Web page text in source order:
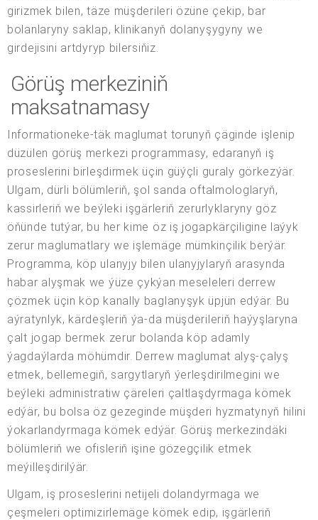
girizmek bilen, täze müşderileri özüne çekip, bar
bolanlaryny saklap, klinikanyň dolanyşygyny we
girdejisini artdyryp bilersiňiz.
Görüş merkeziniň
maksatnamasy
Informationeke-täk maglumat torunyň çäginde işlenip
düzülen görüş merkezi programmasy, edaranyň iş
proseslerini birleşdirmek üçin güýçli guraly görkezýär.
Ulgam, dürli bölümleriň, şol sanda oftalmologlaryň,
kassirleriň we beýleki işgärleriň zerurlyklaryny göz
öňünde tutýar, bu her kime öz iş jogapkärçiligine laýyk
zerur maglumatlary we işlemäge mümkinçilik berýär.
Programma, köp ulanyjy bilen ulanyjylaryň arasynda
habar alyşmak we ýüze çykýan meseleleri derrew
çözmek üçin köp kanally baglanyşyk üpjün edýär. Bu
aýratynlyk, kärdeşleriň ýa-da müşderileriň haýyşlaryna
çalt jogap bermek zerur bolanda köp adamly
ýagdaýlarda möhümdir. Derrew maglumat alyş-çalyş
etmek, bellemegiň, sargytlaryň ýerleşdirilmegini we
beýleki administratiw çäreleri çaltlaşdyrmaga kömek
edýär, bu bolsa öz gezeginde müşderi hyzmatynyň hilini
ýokarlandyrmaga kömek edýär. Görüş merkezindäki
bölümleriň we ofisleriň işine gözegçilik etmek
meýilleşdirilýär.
Ulgam, iş proseslerini netijeli dolandyrmaga we
çeşmeleri optimizirlemäge kömek edip, işgärleriň